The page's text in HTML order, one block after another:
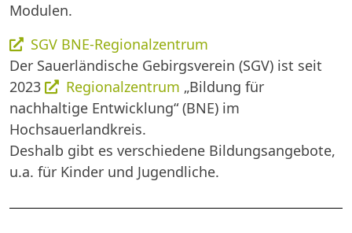
Modulen.
SGV BNE-Regionalzentrum
Der Sauerländische Gebirgsverein (SGV) ist seit
2023
Regionalzentrum „Bildung für
nachhaltige Entwicklung“ (BNE) im
Hochsauerlandkreis.
Deshalb gibt es verschiedene Bildungsangebote,
u.a. für Kinder und Jugendliche.